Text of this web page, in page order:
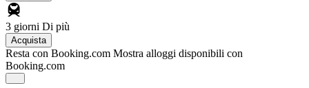
3 giorni Di più
Acquista
Resta con Booking.com Mostra alloggi disponibili con
Booking.com